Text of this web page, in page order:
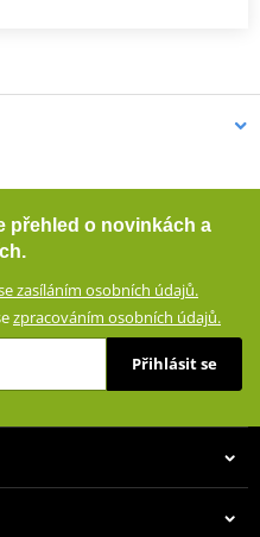
střihem. Tyto džíny poskytují
díky vloženým CE
díky příměsi elastanu skvěle
na impaktních místech,
přehled o novinkách a
zasíláním osobních údajů.
zpracováním osobních údajů.
Přihlásit se